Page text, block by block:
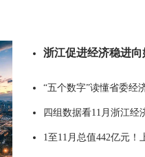
浙江促进经济稳进向
“五个数字”读懂省委经
四组数据看11月浙江经
1至11月总值442亿元！